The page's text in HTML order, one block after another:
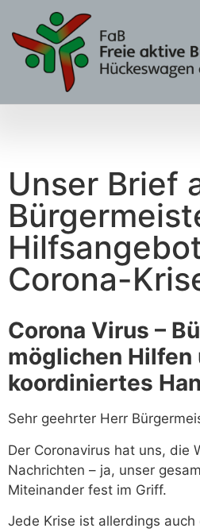
Unser Brief
Corona-
Corona Virus –
möglichen Hilfen
koordiniertes
Sehr geehrter Herr
Der Coronavirus hat uns, die
Nachrichten – ja, unser
Miteinander fest im Griff.
Jede Krise ist allerdings auch